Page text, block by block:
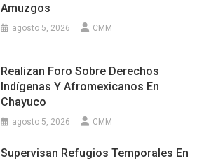
Amuzgos
agosto 5, 2026 CMM
Realizan Foro Sobre Derechos
Indígenas Y Afromexicanos En
Chayuco
agosto 5, 2026 CMM
Supervisan Refugios Temporales En